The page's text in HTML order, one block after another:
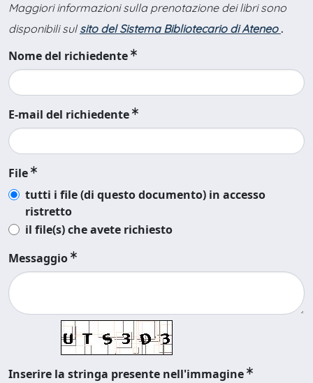
Maggiori informazioni sulla prenotazione dei libri sono
disponibili sul sito del Sistema Bibliotecario di Ateneo .
Nome del richiedente
E-mail del richiedente
File
tutti i file (di questo documento) in accesso
ristretto
il file(s) che avete richiesto
Messaggio
Inserire la stringa presente nell'immagine